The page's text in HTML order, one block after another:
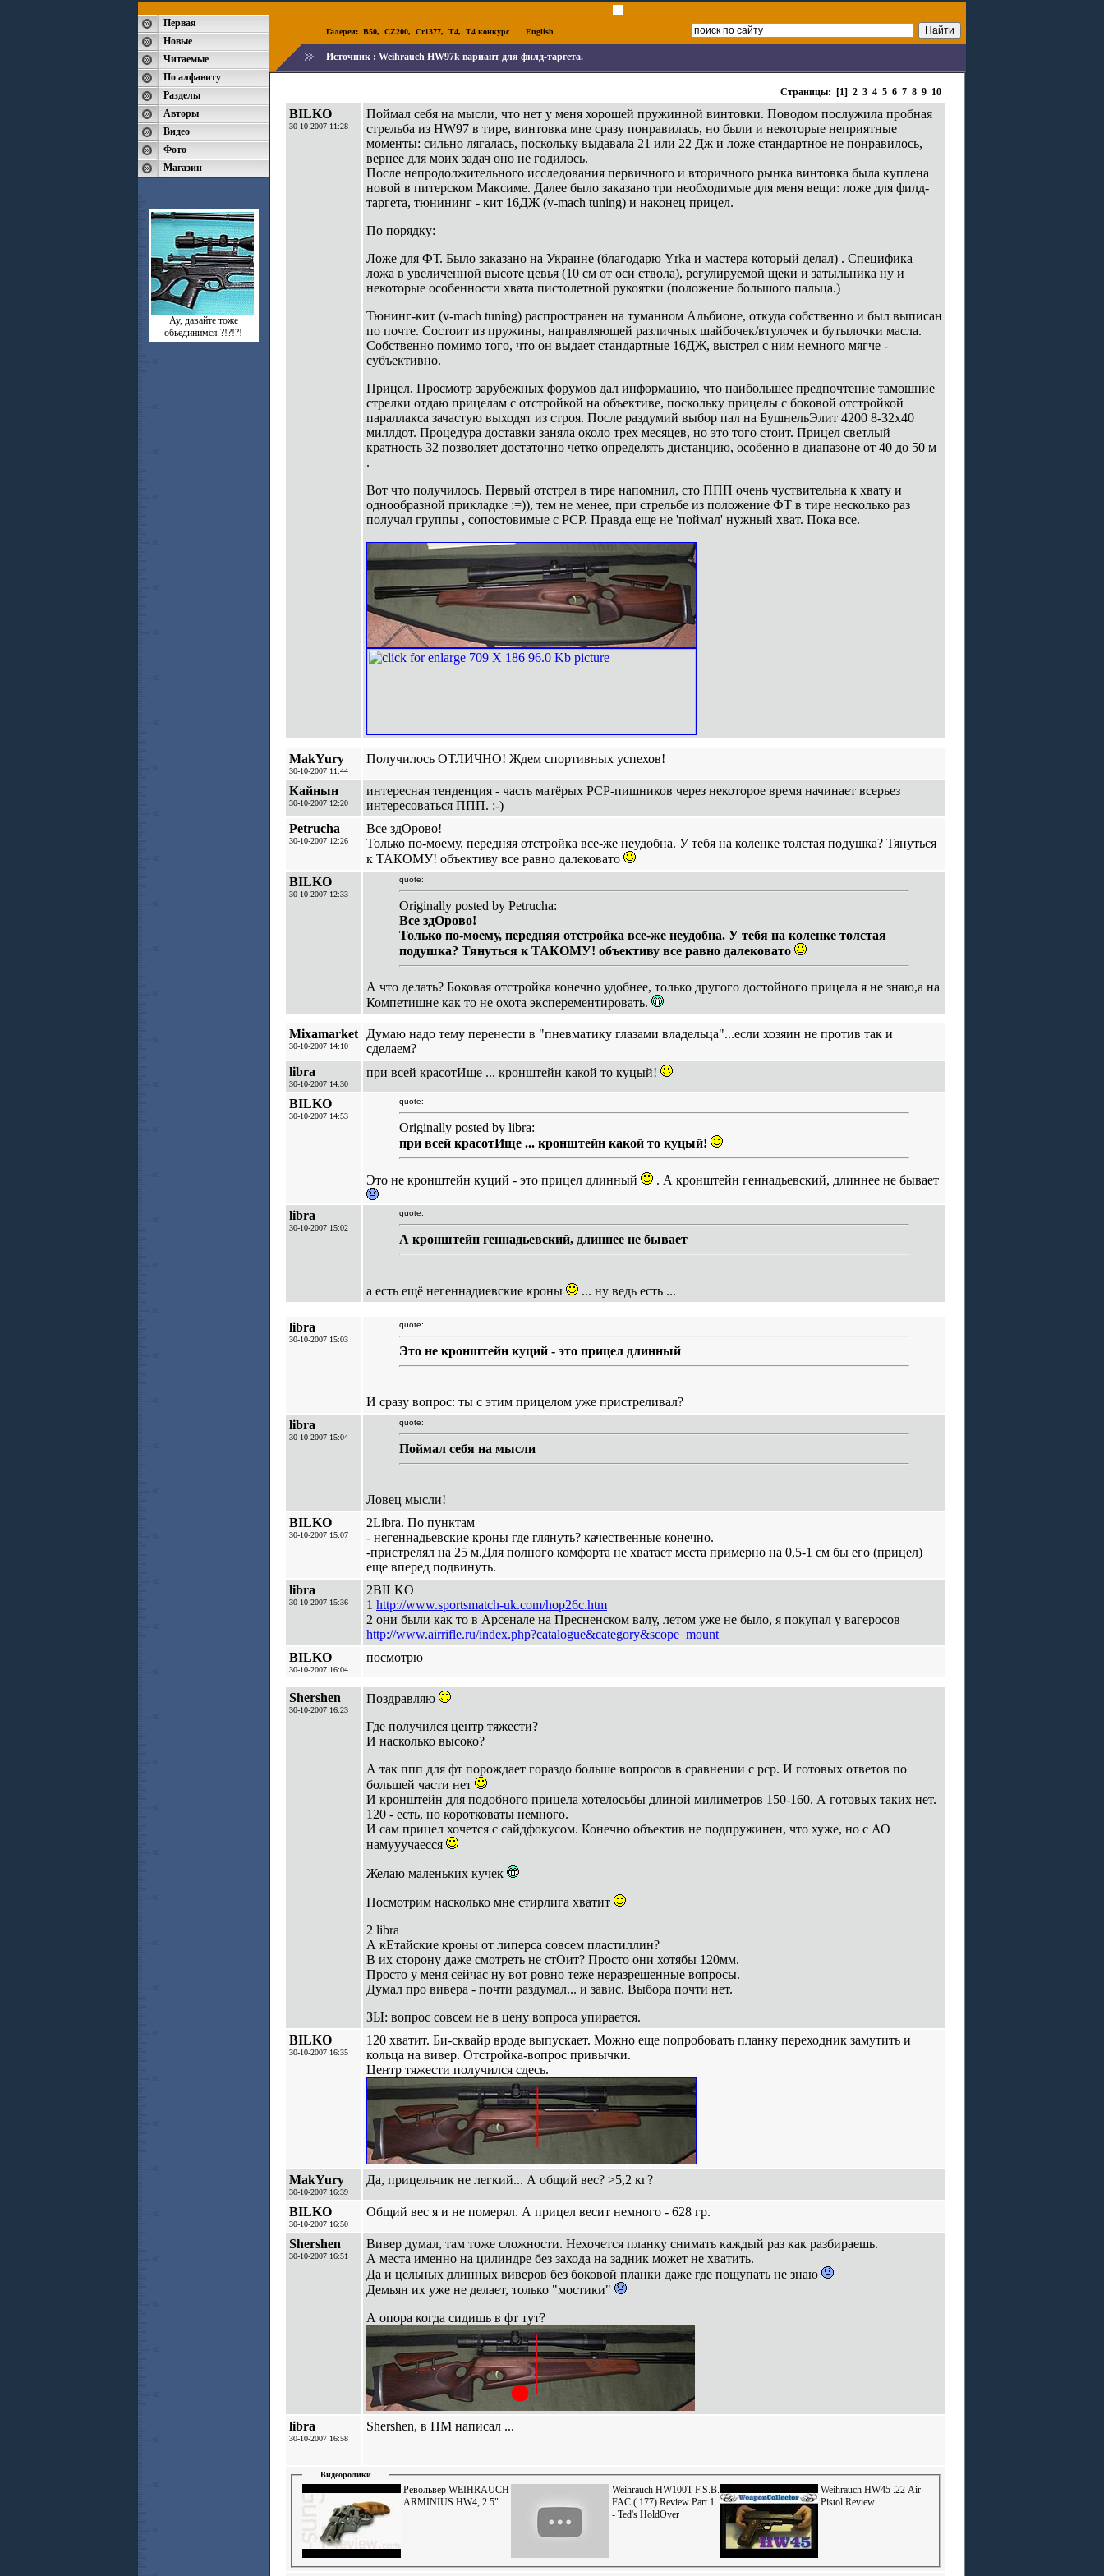
Первая
Новые
Читаемые
По алфавиту
Разделы
Авторы
Видео
Фото
Магазин
Ау, давайте тоже
обьединимся ?!?!?!
Галереи: B50, CZ200, Cr1377, T4, T4 конкурс English
Источник : Weihrauch HW97k вариант для филд-таргета.
Страницы: [1] 2 3 4 5 6 7 8 9 10
BILKO
30-10-2007 11:28
Поймал себя на мысли, что нет у меня хорошей пружинной винтовки. Поводом послужила пробная
стрельба из HW97 в тире, винтовка мне сразу понравилась, но были и некоторые неприятные
моменты: сильно лягалась, поскольку выдавала 21 или 22 Дж и ложе стандартное не понравилось,
вернее для моих задач оно не годилось.
После непродолжительного исследования первичного и вторичного рынка винтовка была куплена
новой в питерском Максиме. Далее было заказано три необходимые для меня вещи: ложе для филд-
таргета, тюнининг - кит 16ДЖ (v-mach tuning) и наконец прицел.
По порядку:
Ложе для ФТ. Было заказано на Украине (благодарю Yrka и мастера который делал) . Специфика
ложа в увеличенной высоте цевья (10 см от оси ствола), регулируемой щеки и затыльника ну и
некоторые особенности хвата пистолетной рукоятки (положение большого пальца.)
Тюнинг-кит (v-mach tuning) распространен на туманном Альбионе, откуда собственно и был выписан
по почте. Состоит из пружины, направляющей различных шайбочек/втулочек и бутылочки масла.
Собственно помимо того, что он выдает стандартные 16ДЖ, выстрел с ним немного мягче -
субъективно.
Прицел. Просмотр зарубежных форумов дал информацию, что наибольшее предпочтение тамошние
стрелки отдаю прицелам с отстройкой на объективе, поскольку прицелы с боковой отстройкой
параллакса зачастую выходят из строя. После раздумий выбор пал на БушнельЭлит 4200 8-32х40
миллдот. Процедура доставки заняла около трех месяцев, но это того стоит. Прицел светлый
кратность 32 позволяет достаточно четко определять дистанцию, особенно в диапазоне от 40 до 50 м
.
Вот что получилось. Первый отстрел в тире напомнил, сто ППП очень чуствительна к хвату и
однообразной прикладке :=)), тем не менее, при стрельбе из положение ФТ в тире несколько раз
получал группы , сопостовимые с РСР. Правда еще не 'поймал' нужный хват. Пока все.
MakYury
30-10-2007 11:44
Получилось ОТЛИЧНО! Ждем спортивных успехов!
Кайнын
30-10-2007 12:20
интересная тенденция - часть матёрых РСР-пишников через некоторое время начинает всерьез
интересоваться ППП. :-)
Petrucha
30-10-2007 12:26
Все здОрово!
Только по-моему, передняя отстройка все-же неудобна. У тебя на коленке толстая подушка? Тянуться
к ТАКОМУ! объективу все равно далековато
BILKO
30-10-2007 12:33
quote:
Originally posted by Petrucha:
Все здОрово!
Только по-моему, передняя отстройка все-же неудобна. У тебя на коленке толстая
подушка? Тянуться к ТАКОМУ! объективу все равно далековато
А что делать? Боковая отстройка конечно удобнее, только другого достойного прицела я не знаю,а на
Компетишне как то не охота эксперементировать.
Mixamarket
30-10-2007 14:10
Думаю надо тему перенести в "пневматику глазами владельца"...если хозяин не против так и
сделаем?
libra
30-10-2007 14:30
при всей красотИще ... кронштейн какой то куцый!
BILKO
30-10-2007 14:53
quote:
Originally posted by libra:
при всей красотИще ... кронштейн какой то куцый!
Это не кронштейн куций - это прицел длинный . А кронштейн геннадьевский, длиннее не бывает
libra
30-10-2007 15:02
quote:
А кронштейн геннадьевский, длиннее не бывает
а есть ещё негеннадиевские кроны ... ну ведь есть ...
libra
30-10-2007 15:03
quote:
Это не кронштейн куций - это прицел длинный
И сразу вопрос: ты с этим прицелом уже пристреливал?
libra
30-10-2007 15:04
quote:
Поймал себя на мысли
Ловец мысли!
BILKO
30-10-2007 15:07
2Libra. По пунктам
- негеннадьевские кроны где глянуть? качественные конечно.
-пристрелял на 25 м.Для полного комфорта не хватает места примерно на 0,5-1 см бы его (прицел)
еще вперед подвинуть.
libra
30-10-2007 15:36
2BILKO
1 http://www.sportsmatch-uk.com/hop26c.htm
2 они были как то в Арсенале на Пресненском валу, летом уже не было, я покупал у вагеросов
http://www.airrifle.ru/index.php?catalogue&category&scope_mount
BILKO
30-10-2007 16:04
посмотрю
Shershen
30-10-2007 16:23
Поздравляю
Где получился центр тяжести?
И насколько высоко?
А так ппп для фт порождает гораздо больше вопросов в сравнении с рср. И готовых ответов по
большей части нет
И кронштейн для подобного прицела хотелосьбы длиной милиметров 150-160. А готовых таких нет.
120 - есть, но коротковаты немного.
И сам прицел хочется с сайдфокусом. Конечно объектив не подпружинен, что хуже, но с АО
намууучаесся
Желаю маленьких кучек
Посмотрим насколько мне стирлига хватит
2 libra
А кЕтайские кроны от липерса совсем пластиллин?
В их сторону даже смотреть не стОит? Просто они хотябы 120мм.
Просто у меня сейчас ну вот ровно теже неразрешенные вопросы.
Думал про вивера - почти раздумал... и завис. Выбора почти нет.
ЗЫ: вопрос совсем не в цену вопроса упирается.
BILKO
30-10-2007 16:35
120 хватит. Би-сквайр вроде выпускает. Можно еще попробовать планку переходник замутить и
кольца на вивер. Отстройка-вопрос привычки.
Центр тяжести получился сдесь.
MakYury
30-10-2007 16:39
Да, прицельчик не легкий... А общий вес? >5,2 кг?
BILKO
30-10-2007 16:50
Общий вес я и не померял. А прицел весит немного - 628 гр.
Shershen
30-10-2007 16:51
Вивер думал, там тоже сложности. Нехочется планку снимать каждый раз как разбираешь.
А места именно на цилиндре без захода на задник может не хватить.
Да и цельных длинных виверов без боковой планки даже где пощупать не знаю
Демьян их уже не делает, только "мостики"
А опора когда сидишь в фт тут?
libra
30-10-2007 16:58
Shershen, в ПМ написал ...
Видеоролики
Револьвер WEIHRAUCH
ARMINIUS HW4, 2.5"
Weihrauch HW100T F.S.B.
FAC (.177) Review Part 1
- Ted's HoldOver
Weihrauch HW45 .22 Air
Pistol Review